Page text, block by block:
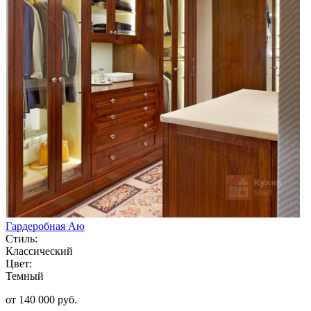
Гардеробная Аю
Стиль:
Классический
Цвет:
Темный
от 140 000 руб.